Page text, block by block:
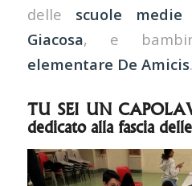
delle scuole medie
Giacosa, e
elementare De Amicis.
TU SEI UN
dedicato alla fascia